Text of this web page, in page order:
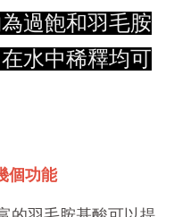
過飽和羽毛胺
水中稀釋均可
個功能